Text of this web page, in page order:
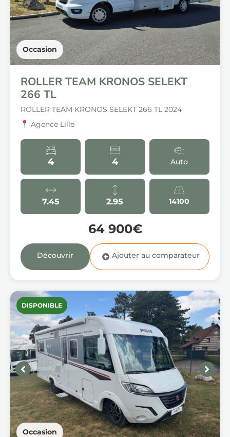
Occasion
ROLLER TEAM KRONOS SELEKT
266 TL
ROLLER TEAM KRONOS SELEKT 266 TL 2024
Agence Lille
4 4 Auto
7.45 2.95 14100
64 900€
Découvrir
Occasion
DISPONIBLE